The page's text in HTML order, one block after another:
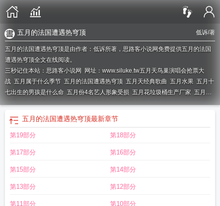
低诉/著
五月的法国遭遇热穹顶
五月的法国遭遇热穹顶是由作者：低诉所著，思路客小说网免费提供五月的法国
遭遇热穹顶全文在线阅读。
三秒记住本站：思路客小说网 网址：www.siluke.tw五月天鸟巢演唱会抢票大
战 五月属于什么季节 五月的法国遭遇热穹顶 五月天经典歌曲 五月水果 五月十
七出生的男孩是什么命 五月份4名艺人形象受损 五月花垃圾桶生产厂家 五月天
演唱会意外与温情上演五月份金价是多少五月天倔强五月玫瑰瓷砖生产基地在
五月份去哪里旅游合适 五月花口腔诊所
场 五月十三什么公
现五月龄宝宝拉肚子怎么办 五月去哪里旅游最好
场五月份旅游去哪里好 五月天演唱会彩排首度公开
花10l脚踏垃圾桶大促
五月天知足五月史上第二热
业学校地址
五月天阿信五月天最经典歌曲
学院是中专吗
五月天上海演唱会明日开票五月射手梯度出炉
五月的法国遭遇热穹顶最新章节
第19部分 第18部分
第17部分 第16部分
第15部分 第14部分
第13部分 第12部分
第11部分 第10部分